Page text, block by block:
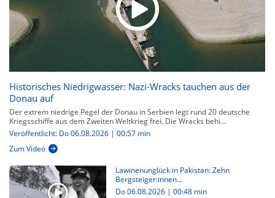
Historisches Niedrigwasser: Nazi-Wracks tauchen aus der
Donau auf
Der extrem niedrige Pegel der Donau in Serbien legt rund 20 deutsche
Kriegsschiffe aus dem Zweiten Weltkrieg frei. Die Wracks behi...
Veröffentlicht: Do 06.08.2026 | 00:57 min
Zum Video
Lawinenunglück in Pakistan: Zehn
Bergsteiger:innen...
Do 06.08.2026 | 00:48 min